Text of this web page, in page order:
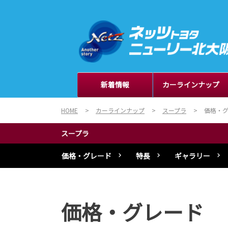
新着情報 カーラインナップ
HOME カーラインナップ スープラ 価格・
スープラ
価格・グレード 特長 ギャラリー
価格・グレード